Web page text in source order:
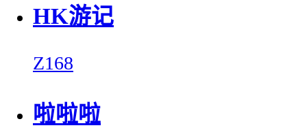
HK游记
Z168
啦啦啦